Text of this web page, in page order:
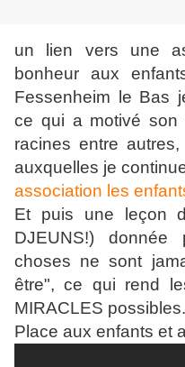
un lien vers une
bonheur aux
Fessenheim le Bas
ce qui a motivé son
racines entre
auxquelles je
association les
Et puis une leçon
DJEUNS!)
choses ne sont
être", ce qui rend
MIRACLES possibles.
Place aux enfants et